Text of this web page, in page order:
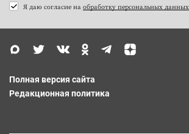
Я даю согласие на обработку персональных данных
Полная версия сайта
Редакционная политика